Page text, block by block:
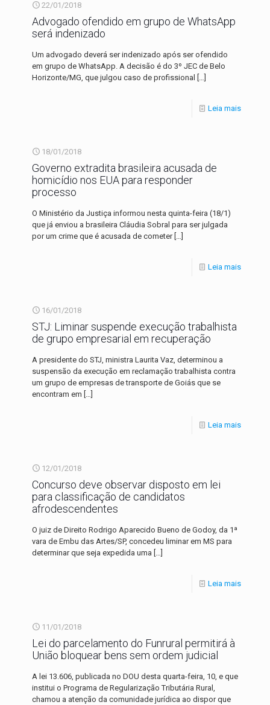
22/01/2018
Advogado ofendido em grupo de WhatsApp
será indenizado
Um advogado deverá ser indenizado após ser ofendido
em grupo de WhatsApp. A decisão é do 3º JEC de Belo
Horizonte/MG, que julgou caso de profissional
[…]
Leia mais
18/01/2018
Governo extradita brasileira acusada de
homicídio nos EUA para responder
processo
O Ministério da Justiça informou nesta quinta-feira (18/1)
que já enviou a brasileira Cláudia Sobral para ser julgada
por um crime que é acusada de cometer[…]
Leia mais
16/01/2018
STJ: Liminar suspende execução trabalhista
de grupo empresarial em recuperação
A presidente do STJ, ministra Laurita Vaz, determinou a
suspensão da execução em reclamação trabalhista contra
um grupo de empresas de transporte de Goiás que se
encontram em […]
Leia mais
12/01/2018
Concurso deve observar disposto em lei
para classificação de candidatos
afrodescendentes
O juiz de Direito Rodrigo Aparecido Bueno de Godoy, da 1ª
vara de Embu das Artes/SP, concedeu liminar em MS para
determinar que seja expedida uma […]
Leia mais
11/01/2018
Lei do parcelamento do Funrural permitirá à
União bloquear bens sem ordem judicial
A lei 13.606, publicada no DOU desta quarta-feira, 10, e que
institui o Programa de Regularização Tributária Rural,
chamou a atenção da comunidade jurídica ao dispor que